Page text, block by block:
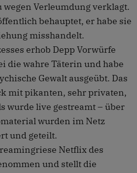
wegen Verleumdung verklagt.
behauptet, er habe sie
misshandelt.
erhob Depp Vorwürfe
die wahre Täterin und habe
Gewalt ausgeübt. Das
mit pikanten, sehr privaten,
wurde live gestreamt – über
wurden im Netz
und geteilt.
Netflix des
und stellt die